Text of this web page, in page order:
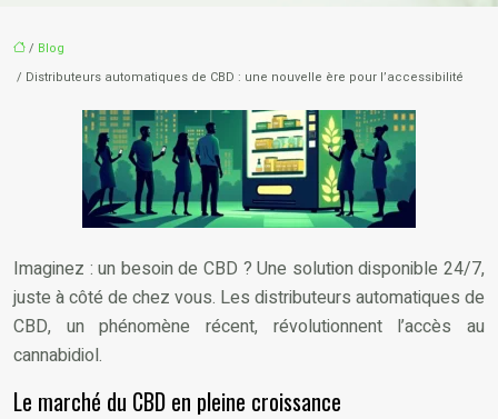
/ Blog
/ Distributeurs automatiques de CBD : une nouvelle ère pour l’accessibilité
Imaginez : un besoin de CBD ? Une solution disponible 24/7,
juste à côté de chez vous. Les distributeurs automatiques de
CBD, un phénomène récent, révolutionnent l’accès au
cannabidiol.
Le marché du CBD en pleine croissance